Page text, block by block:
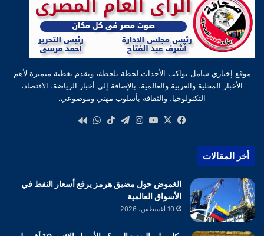
موقع إخباري شامل يواكب الأحداث لحظة بلحظة، ويقدم تغطية متميزة لأهم
الأخبار المحلية والعربية والعالمية، بالإضافة إلى أخبار الرياضة، الاقتصاد،
التكنولوجيا، والثقافة بأسلوب مهني وموضوعي.
فيسبوك
‫X
‫YouTube
انستقرام
تيلقرام‫TikTokواتساب
أخر المقالات
الغموض حول مضيق هرمز يرفع أسعار النفط في
الأسواق العالمية
10 أغسطس، 2026